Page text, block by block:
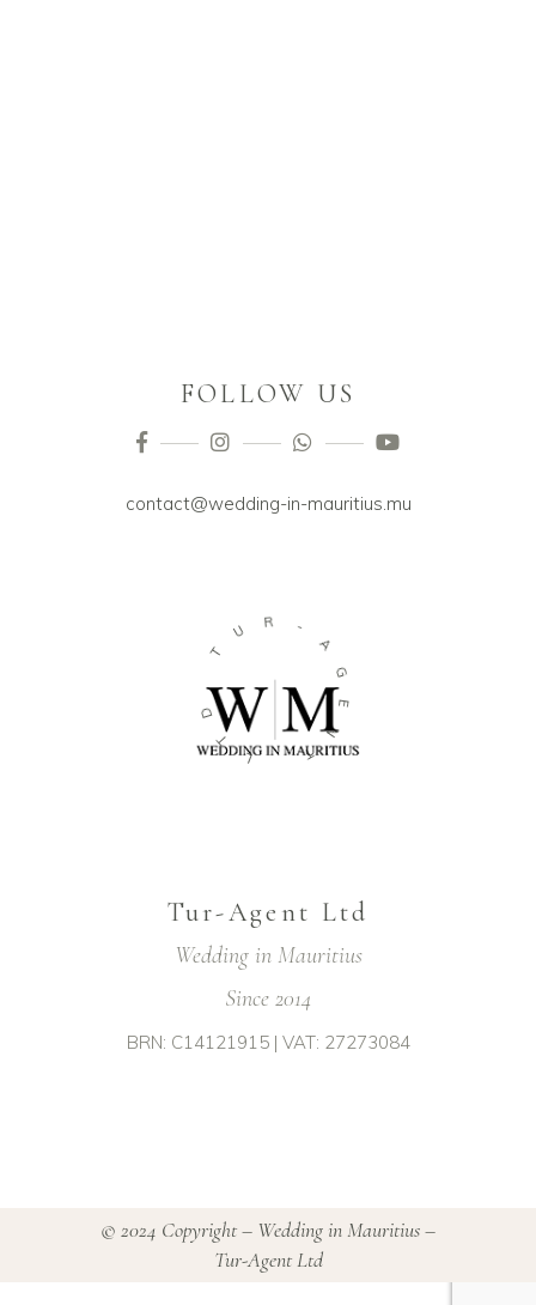
FOLLOW US
contact@wedding-in-mauritius.mu
T
U
A
N
T
L
T
Tur-Agent Ltd
Wedding in Mauritius
Since 2014
BRN: C14121915 | VAT: 27273084
© 2024 Copyright – Wedding in Mauritius –
Tur-Agent Ltd